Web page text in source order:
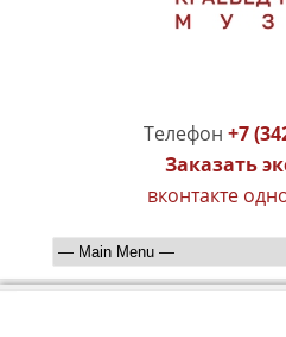
Телефон +7
Заказать
вконтакте